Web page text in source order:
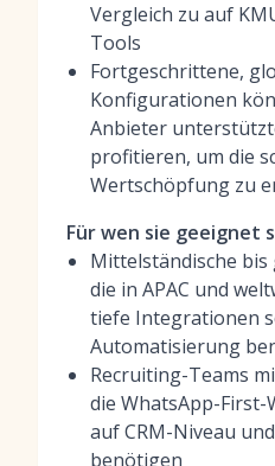
Vergleich zu auf
Tools
Fortgeschrittene,
Konfigurationen
Anbieter
profitieren, um die
Wertschöpfung zu
Für wen sie geeignet
Mittelständische
die in APAC und
tiefe Integrationen
Automatisierung
Recruiting-Teams
die WhatsApp-First-
auf CRM-Niveau
benötigen